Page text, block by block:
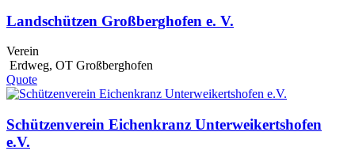
Landschützen Großberghofen e. V.
Verein
Erdweg, OT Großberghofen
Quote
Schützenverein Eichenkranz Unterweikertshofen
e.V.